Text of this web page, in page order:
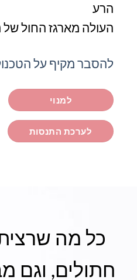
הרע
העולה מארגז החול של
להסבר מקיף על
למנוי
לערכת התנסות
כל מה
חתולים, וגם